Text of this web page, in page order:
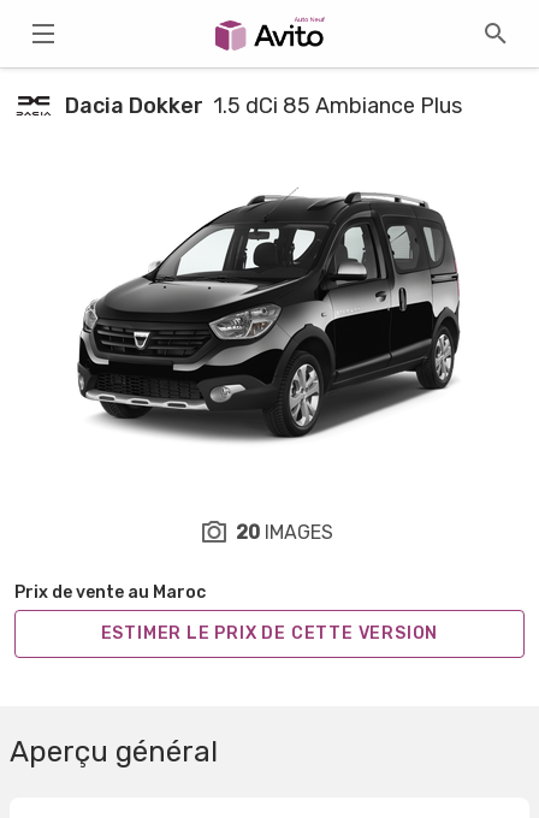
Dacia Dokker 1.5 dCi 85 Ambiance Plus
Prix de vente au Maroc
ESTIMER LE PRIX DE CETTE VERSION
20 IMAGES
Aperçu général